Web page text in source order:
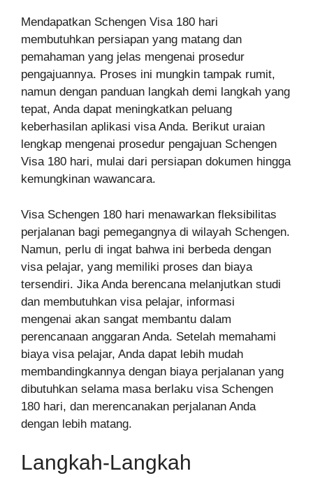
Mendapatkan Schengen Visa 180 hari
membutuhkan persiapan yang matang dan
pemahaman yang jelas mengenai prosedur
pengajuannya. Proses ini mungkin tampak rumit,
namun dengan panduan langkah demi langkah yang
tepat, Anda dapat meningkatkan peluang
keberhasilan aplikasi visa Anda. Berikut uraian
lengkap mengenai prosedur pengajuan Schengen
Visa 180 hari, mulai dari persiapan dokumen hingga
kemungkinan wawancara.
Visa Schengen 180 hari menawarkan fleksibilitas
perjalanan bagi pemegangnya di wilayah Schengen.
Namun, perlu di ingat bahwa ini berbeda dengan
visa pelajar, yang memiliki proses dan biaya
tersendiri. Jika Anda berencana melanjutkan studi
dan membutuhkan visa pelajar, informasi
mengenai akan sangat membantu dalam
perencanaan anggaran Anda. Setelah memahami
biaya visa pelajar, Anda dapat lebih mudah
membandingkannya dengan biaya perjalanan yang
dibutuhkan selama masa berlaku visa Schengen
180 hari, dan merencanakan perjalanan Anda
dengan lebih matang.
Langkah-Langkah